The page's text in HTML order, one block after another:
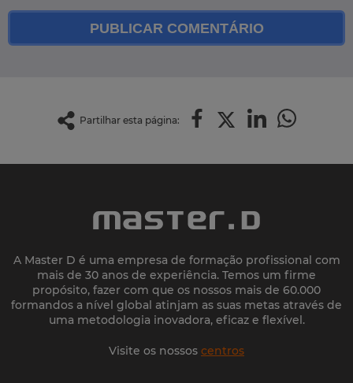
PUBLICAR COMENTÁRIO
Partilhar esta página:
A Master D é uma empresa de formação profissional com
mais de 30 anos de experiência. Temos um firme
propósito, fazer com que os nossos mais de 60.000
formandos a nível global atinjam as suas metas através de
uma metodologia inovadora, eficaz e flexível.
Visite os nossos centros